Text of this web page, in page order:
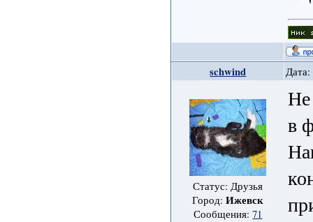
schwind
Статус: Друзья
Город:Ижевск
Сообщения:71
в